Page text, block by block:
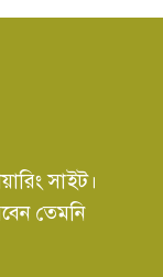
সাইট।
তেমনি